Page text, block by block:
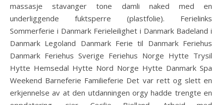
massasje stavanger tone damli naked med en
underliggende fuktsperre (plastfolie). Ferielinks
Sommerferie i Danmark Ferieleilighet i Danmark Badeland i
Danmark Legoland Danmark Ferie til Danmark Feriehus
Danmark Feriehus Sverige Feriehus Norge Hytte Trysil
Hytte Hemsedal Hytte Nord Norge Hytte Danmark Spa
Weekend Barneferie Familieferie Det var rett og slett en
erkjennelse av at den utdanningen orgy hadde trengte en